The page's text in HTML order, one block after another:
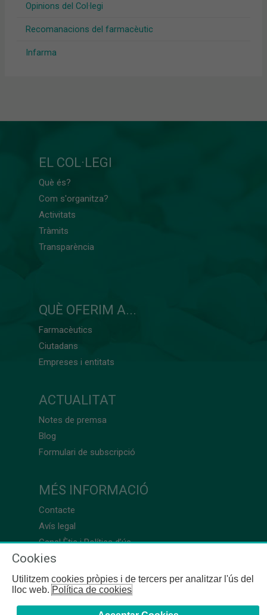
Opinions del Col·legi
Recomanacions del farmacèutic
Infarma
EL COL·LEGI
Què és?
Com s'organitza?
Activitats
Tràmits
Transparència
QUÈ OFERIM A...
Farmacèutics
Ciutadans
Empreses i entitats
ACTUALITAT
Notes de premsa
Blog
Formulari de subscripció
MÉS INFORMACIÓ
Contacte
Avís legal
Canal Ètic i Política d’ús
Cookies
Utilitzem cookies pròpies i de tercers per analitzar l'ús del
lloc web.Política de cookies